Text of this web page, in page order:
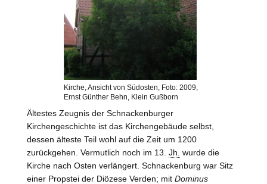
Kirche, Ansicht von Südosten, Foto: 2009,
Ernst Günther Behn, Klein Gußborn
Ältestes Zeugnis der Schnackenburger
Kirchengeschichte ist das Kirchengebäude selbst,
dessen älteste Teil wohl auf die Zeit um 1200
zurückgehen. Vermutlich noch im 13. Jh. wurde die
Kirche nach Osten verlängert. Schnackenburg war Sitz
einer Propstei der Diözese Verden; mit Dominus